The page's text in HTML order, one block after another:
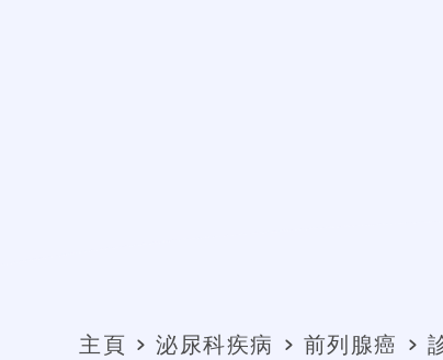
主頁 泌尿科疾病 前列腺癌